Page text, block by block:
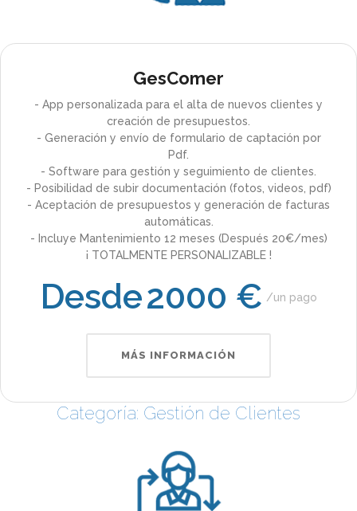
GesComer
- App personalizada para el alta de nuevos clientes y
creación de presupuestos.
- Generación y envío de formulario de captación por
Pdf.
- Software para gestión y seguimiento de clientes.
- Posibilidad de subir documentación (fotos, videos, pdf)
- Aceptación de presupuestos y generación de facturas
automáticas.
- Incluye Mantenimiento 12 meses (Después 20€/mes)
¡ TOTALMENTE PERSONALIZABLE !
Desde2000 € un pago
MÁS INFORMACIÓN
Categoría: Gestión de Clientes